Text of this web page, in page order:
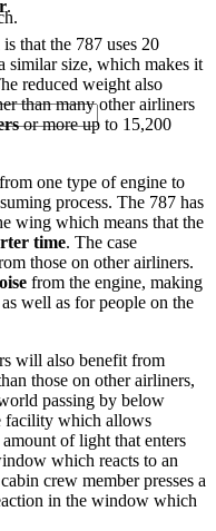
.
that the 787 uses 20
similar size, which makes it
reduced weight also
than many other airliners
or more up to 15,200
one type of engine to
process. The 787 has
wing which means that the
time. The case
those on other airliners.
from the engine, making
well as for people on the
will also benefit from
those on other airliners,
passing by below
facility which allows
of light that enters
which reacts to an
crew member presses a
in the window which